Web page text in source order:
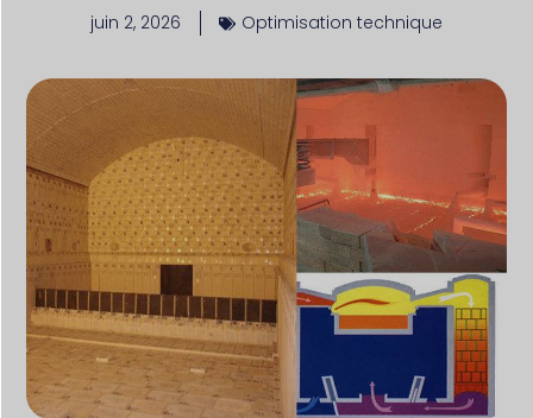
juin 2, 2026 Optimisation technique